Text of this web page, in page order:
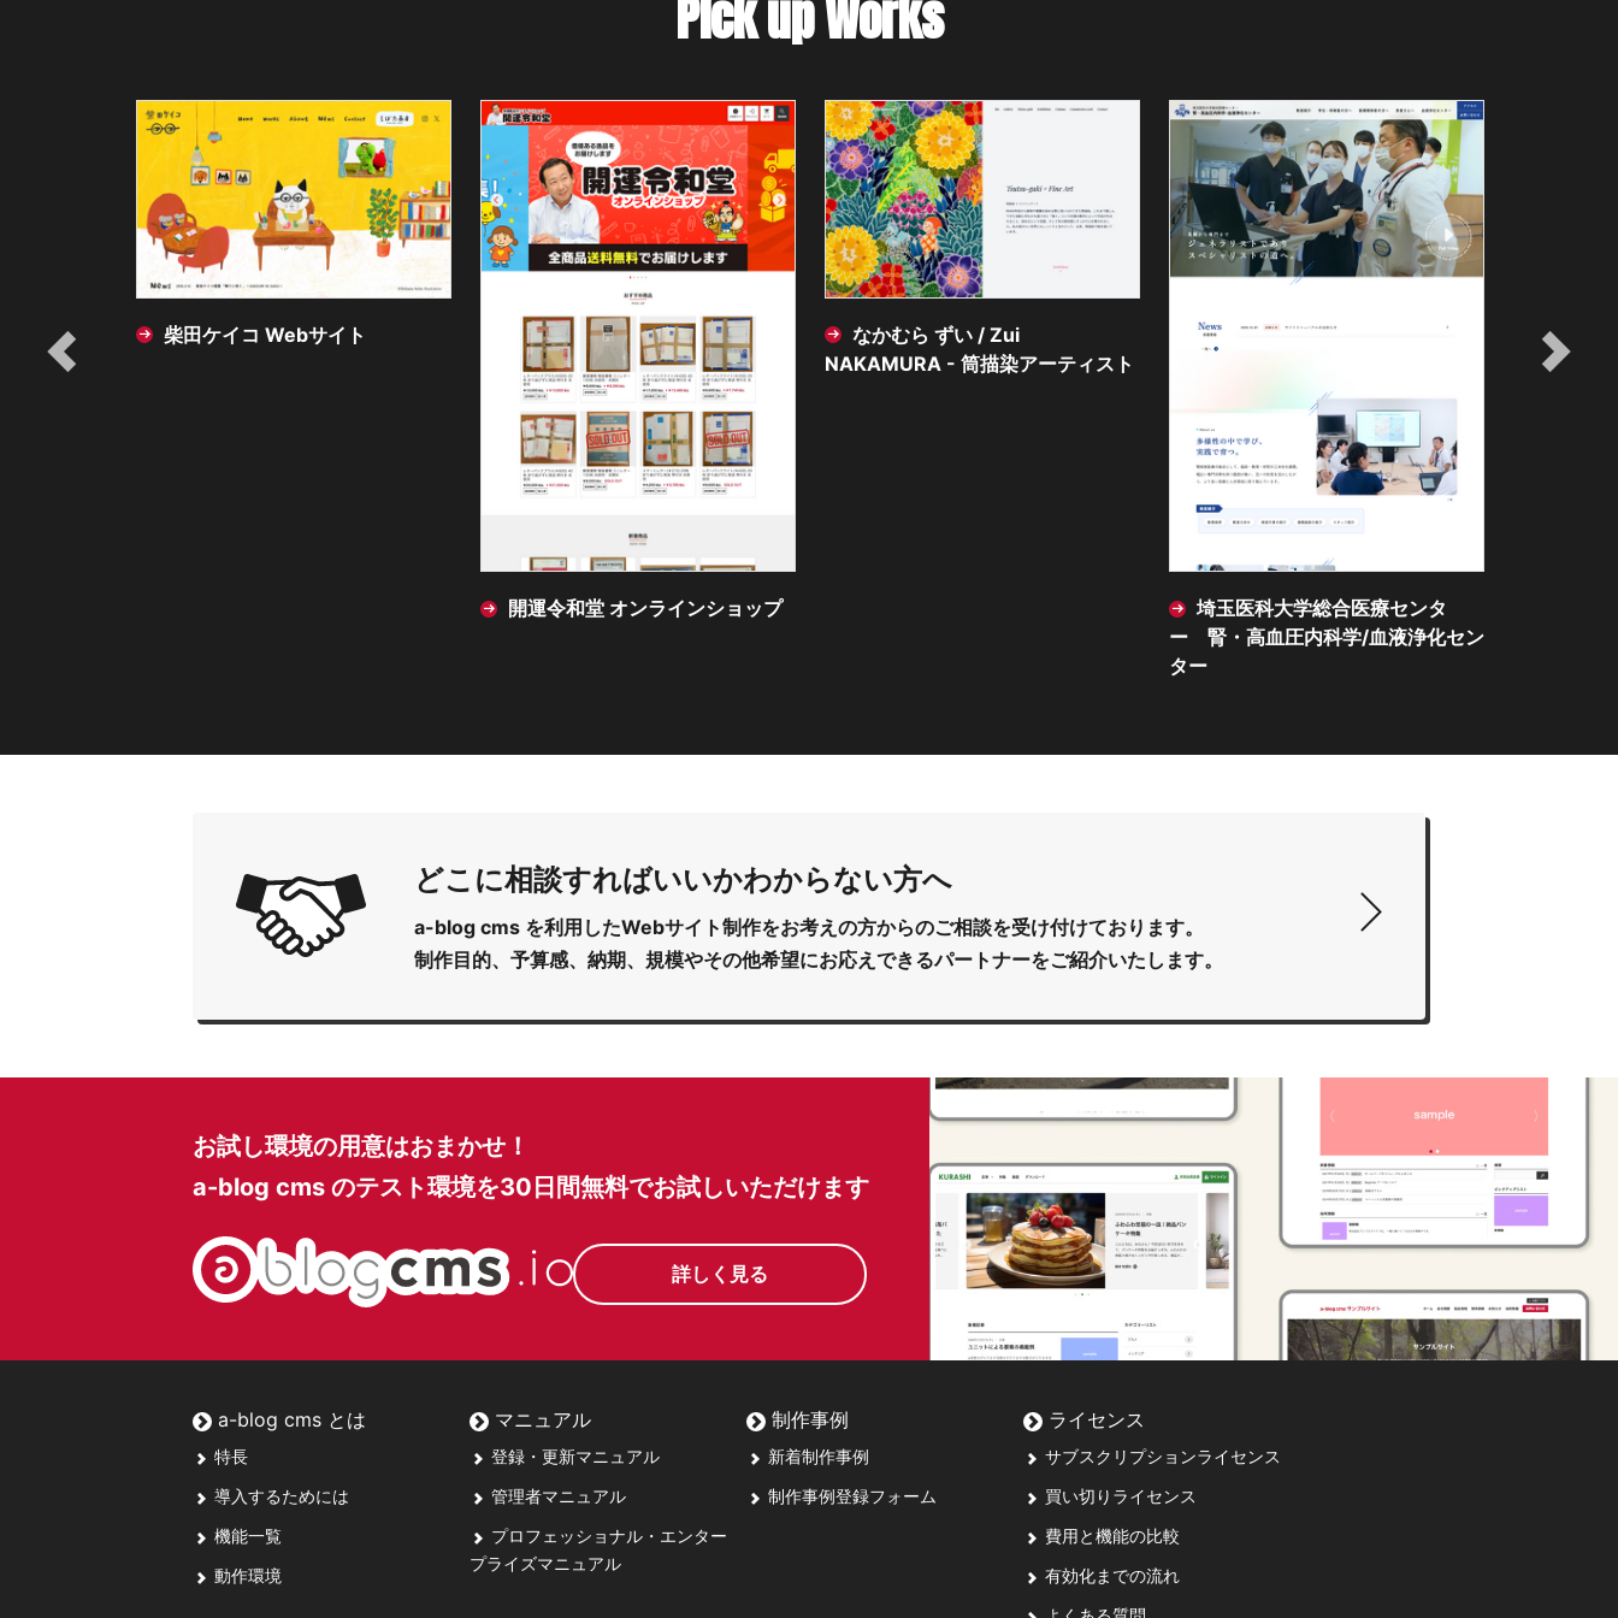
Pick up Works
サイト
開運令和堂 オンラインショップ
なかむら ずい / Zui
NAKAMURA - 筒描染アーティスト
埼玉医科大学総合医療センタ
ー 腎・高血圧内科学/血液浄化セン
藤木サッシ株式会社
どこに相談すればいいかわからない方へ
a-blog cms を利用したWebサイト制作をお考えの方からのご相談を受け付けております。
制作目的、予算感、納期、規模やその他希望にお応えできるパートナーをご紹介いたします。
お試し環境の用意はおまかせ！
a-blog cms のテスト環境を30日間無料でお試しいただけます
詳しく見る
a-blog cms とは
特長
導入するためには
機能一覧
動作環境
マニュアル
登録・更新マニュアル
管理者マニュアル
プロフェッショナル・エンター
プライズマニュアル
制作事例
新着制作事例
制作事例登録フォーム
ライセンス
サブスクリプションライセンス
買い切りライセンス
費用と機能の比較
有効化までの流れ